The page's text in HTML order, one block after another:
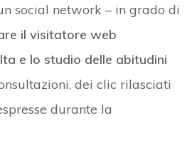
social network – in grado di
il visitatore web
e lo studio delle abitudini
dei clic rilasciati
durante la